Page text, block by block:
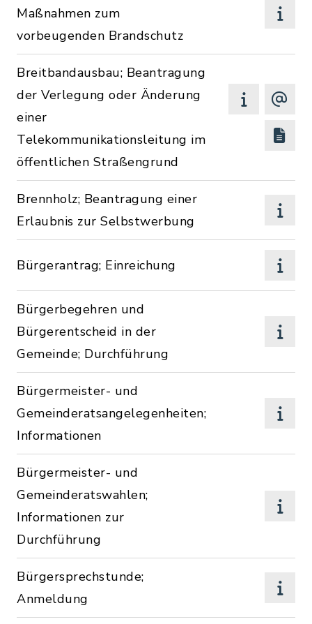
Maßnahmen zum
vorbeugenden Brandschutz
Breitbandausbau; Beantragung
der Verlegung oder Änderung
einer
Telekommunikationsleitung im
öffentlichen Straßengrund
Brennholz; Beantragung einer
Erlaubnis zur Selbstwerbung
Bürgerantrag; Einreichung
Bürgerbegehren und
Bürgerentscheid in der
Gemeinde; Durchführung
Bürgermeister- und
Gemeinderatsangelegenheiten;
Informationen
Bürgermeister- und
Gemeinderatswahlen;
Informationen zur
Durchführung
Bürgersprechstunde;
Anmeldung